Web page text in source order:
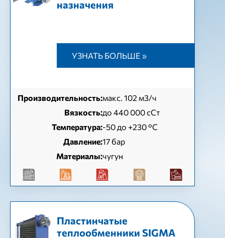
назначения
УЗНАТЬ БОЛЬШЕ »
Производительность:макс. 102 м3/ч
Вязкость:до 440 000 сСт
Температура:-50 до +230 °C
Давление:17 бар
Материалы:чугун
Пластинчатые
теплообменники SIGMA